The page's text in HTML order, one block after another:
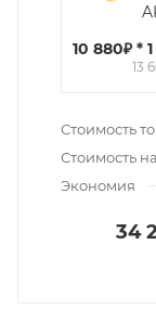
10 880₽ *
13
Стоимость
Стоимость
Экономия
34